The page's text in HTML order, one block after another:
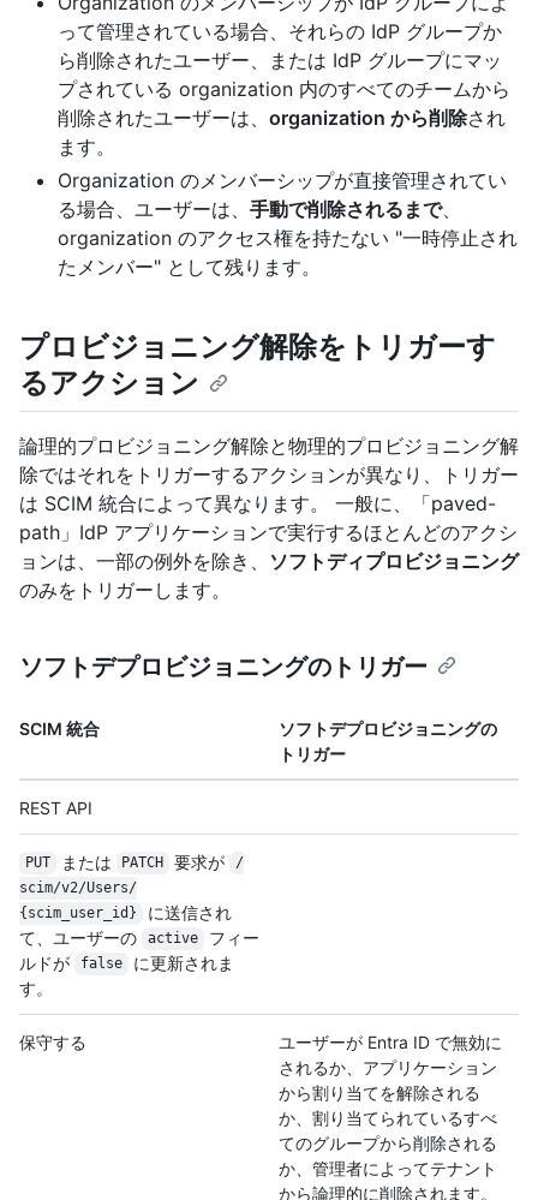
って管理されている場合、それらの IdP グループか
ら削除されたユーザー、または IdP グループにマッ
プされている organization 内のすべてのチームから
削除されたユーザーは、 organization から削除され
ます。
Organization のメンバーシップが直接管理されてい
る場合、ユーザーは、 手動で削除されるまで、
organization のアクセス権を持たない "一時停止され
たメンバー" として残ります。
プロビジョニング解除をトリガーす
るアクション
論理的プロビジョニング解除と物理的プロビジョニング解
除ではそれをトリガーするアクションが異なり、トリガー
は SCIM 統合によって異なります。 一般に、「paved-
path」IdP アプリケーションで実行するほとんどのアクシ
ョンは、一部の例外を除き、 ソフトディプロビジョニング
のみをトリガーします。
ソフトデプロビジョニングのトリガー
SCIM 統合
ソフトデプロビジョニングの
トリガー
REST API
PUT または PATCH 要求が
/
scim/v2/Users/
{scim_user_id}
に送信され
て、ユーザーの
active
フィー
ルドが
false
に更新されま
す。
保守する
ユーザーが Entra ID で無効に
されるか、アプリケーション
から割り当てを解除される
か、割り当てられているすべ
てのグループから削除される
か、管理者によってテナント
から論理的に削除されます。